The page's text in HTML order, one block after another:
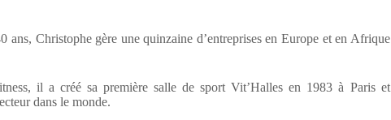
ans, Christophe gère une quinzaine d’entreprises en Europe et en Afrique
il a créé sa première salle de sport Vit’Halles en 1983 à Paris et
dans le monde.